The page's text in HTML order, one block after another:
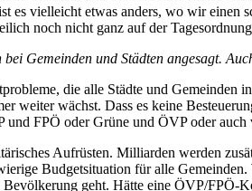
es vielleicht etwas anders, wo wir
noch nicht ganz auf der
Gemeinden und Städten angesagt.
die alle Städte und Gemeinden
weiter wächst. Dass es keine
und FPÖ oder Grüne und ÖVP oder
Aufrüsten. Milliarden werden
Budgetsituation für alle
geht. Hätte eine ÖVP/